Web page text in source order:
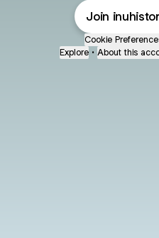
Join
Cookie
Explore • About this